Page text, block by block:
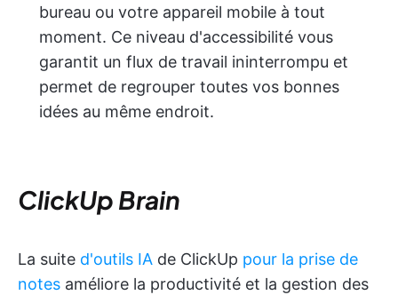
bureau ou votre appareil mobile à tout
moment. Ce niveau d'accessibilité vous
garantit un flux de travail ininterrompu et
permet de regrouper toutes vos bonnes
idées au même endroit.
ClickUp Brain
La suite d'outils IA de ClickUp pour la prise de
notes améliore la productivité et la gestion des